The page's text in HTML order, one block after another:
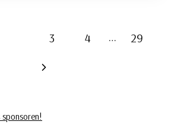
3 4 …
29
Volgende